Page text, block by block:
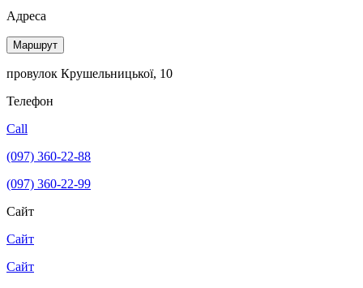
Адреса
Маршрут
провулок Крушельницької, 10
Телефон
Call
(097) 360-22-88
(097) 360-22-99
Сайт
Сайт
Сайт